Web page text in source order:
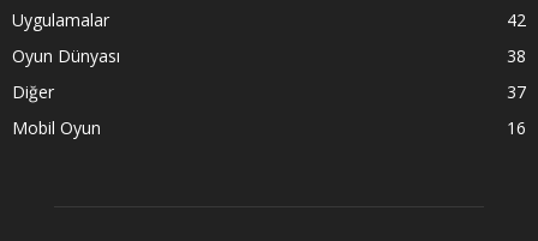
Uygulamalar
42
Oyun Dünyası
38
Diğer
37
Mobil Oyun
16